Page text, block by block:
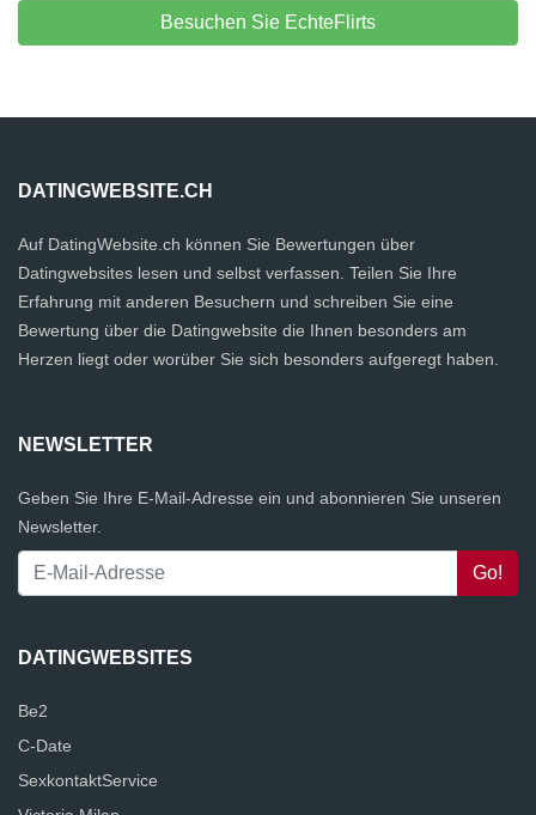
Besuchen Sie EchteFlirts
DATINGWEBSITE.CH
Auf DatingWebsite.ch können Sie Bewertungen über
Datingwebsites lesen und selbst verfassen. Teilen Sie Ihre
Erfahrung mit anderen Besuchern und schreiben Sie eine
Bewertung über die Datingwebsite die Ihnen besonders am
Herzen liegt oder worüber Sie sich besonders aufgeregt haben.
NEWSLETTER
Geben Sie Ihre E-Mail-Adresse ein und abonnieren Sie unseren
Newsletter.
DATINGWEBSITES
Be2
C-Date
SexkontaktService